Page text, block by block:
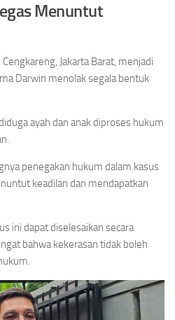
Menuntut
Jakarta Barat, menjadi
Darwin menolak segala bentuk
ayah dan anak diproses hukum
penegakan hukum dalam kasus
keadilan dan mendapatkan
ini dapat diselesaikan secara
bahwa kekerasan tidak boleh